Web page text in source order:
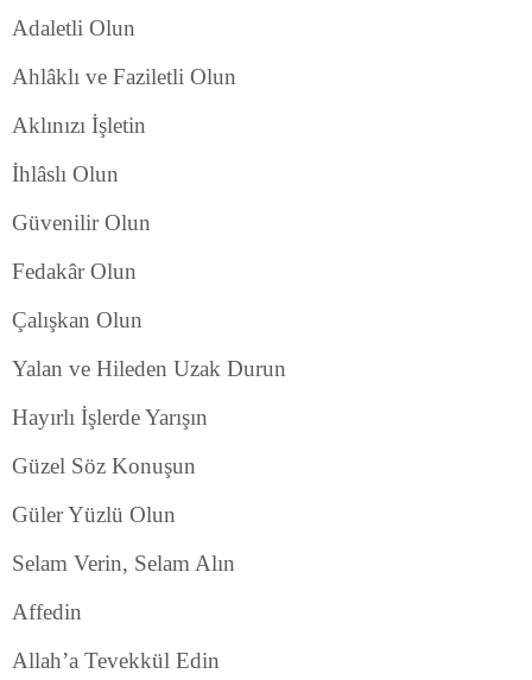
Adaletli Olun
Ahlâklı ve Faziletli Olun
Aklınızı İşletin
İhlâslı Olun
Güvenilir Olun
Fedakâr Olun
Çalışkan Olun
Yalan ve Hileden Uzak Durun
Hayırlı İşlerde Yarışın
Güzel Söz Konuşun
Güler Yüzlü Olun
Selam Verin, Selam Alın
Affedin
Allah’a Tevekkül Edin